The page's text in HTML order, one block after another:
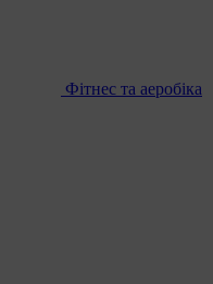
Фітнес та аеробіка